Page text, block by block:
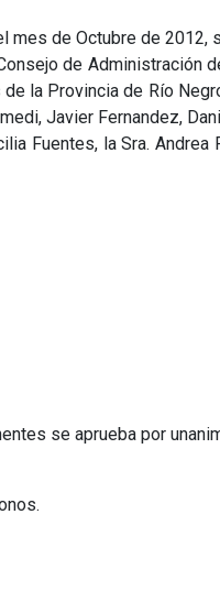
mes de Octubre de 2012,
de Administración
la Provincia de Río
Javier Fernandez,
Fuentes, la Sra. Andrea
se aprueba por